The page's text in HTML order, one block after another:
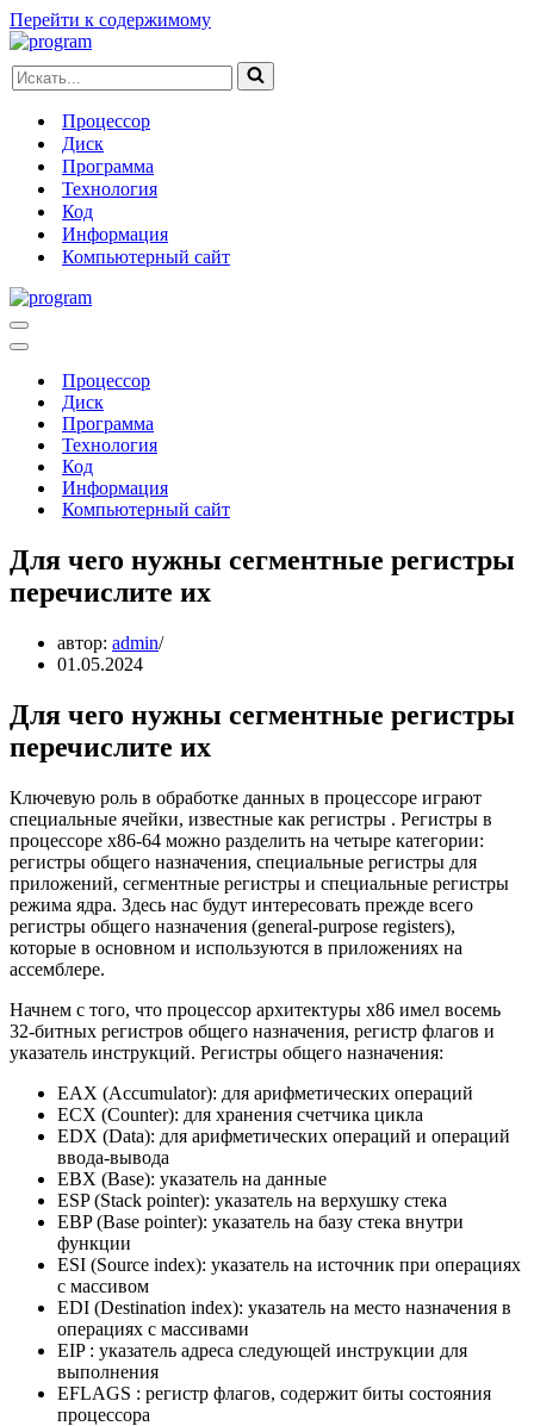
Перейти к содержимому
Искать...
Процессор
Диск
Программа
Технология
Код
Информация
Компьютерный сайт
Меню
навигации
Меню
навигацииПроцессор
Диск
Программа
Технология
Код
Информация
Компьютерный сайт
Для чего нужны сегментные регистры
перечислите их
автор: admin
01.05.2024
Для чего нужны сегментные регистры
перечислите их
Ключевую роль в обработке данных в процессоре играют
специальные ячейки, известные как регистры . Регистры в
процессоре x86-64 можно разделить на четыре категории:
регистры общего назначения, специальные регистры для
приложений, сегментные регистры и специальные регистры
режима ядра. Здесь нас будут интересовать прежде всего
регистры общего назначения (general-purpose registers),
которые в основном и используются в приложениях на
ассемблере.
Начнем с того, что процессор архитектуры x86 имел восемь
32-битных регистров общего назначения, регистр флагов и
указатель инструкций. Регистры общего назначения:
EAX (Accumulator): для арифметических операций
ECX (Counter): для хранения счетчика цикла
EDX (Data): для арифметических операций и операций
ввода-вывода
EBX (Base): указатель на данные
ESP (Stack pointer): указатель на верхушку стека
EBP (Base pointer): указатель на базу стека внутри
функции
ESI (Source index): указатель на источник при операциях
с массивом
EDI (Destination index): указатель на место назначения в
операциях с массивами
EIP : указатель адреса следующей инструкции для
выполнения
EFLAGS : регистр флагов, содержит биты состояния
процессора